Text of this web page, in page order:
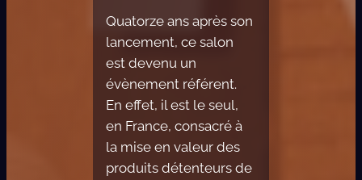
Quatorze​ ans après son
lancement, ce salon
est devenu un
évènement référent.
En effet, il est le seul,
en France, consacré à
la mise en valeur des
produits détenteurs de